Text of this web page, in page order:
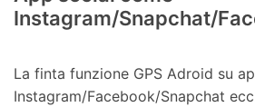
Instagram/Snapchat/
La finta funzione GPS Adroid su
Instagram/Facebook/Snapchat